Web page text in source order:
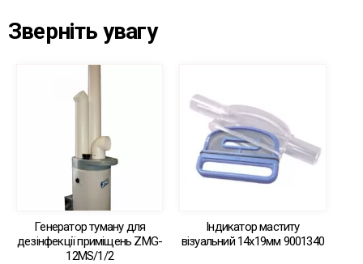
Зверніть увагу
Генератор туману для
дезінфекції приміщень ZMG-
12MS/1/2
Індикатор маститу
візуальний 14х19мм 9001340